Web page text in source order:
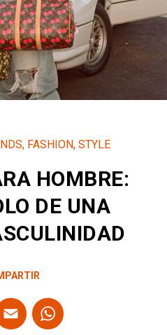
HOMBRE:
DE UNA
, FASHION, STYLE
E
W